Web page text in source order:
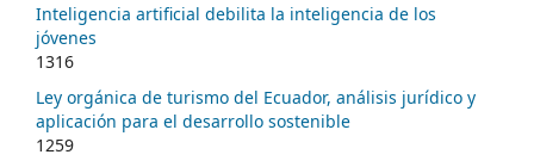
Inteligencia artificial debilita la inteligencia de los
jóvenes
1316
Ley orgánica de turismo del Ecuador, análisis jurídico y
aplicación para el desarrollo sostenible
1259